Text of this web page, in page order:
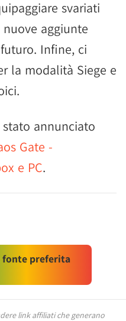
svariati
aggiunte
Infine, ci
la modalità Siege e
annunciato
Gate -
e PC.
fonte preferita
link affiliati che generano